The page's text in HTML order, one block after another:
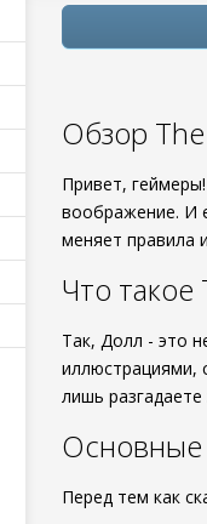
Обзор
Привет,
воображение. И
меняет правила
Что такое
Так, Долл - это
иллюстрациями,
лишь
Основные
Перед тем как